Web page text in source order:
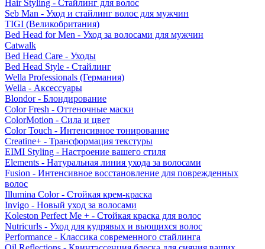
Hair Styling - Стайлинг для волос
Seb Man - Уход и стайлинг волос для мужчин
TIGI (Великобритания)
Bed Head for Men - Уход за волосами для мужчин
Catwalk
Bed Head Care - Уходы
Bed Head Style - Стайлинг
Wella Professionals (Германия)
Wella - Аксессуары
Blondor - Блондирование
Color Fresh - Оттеночные маски
ColorMotion - Сила и цвет
Color Touch - Интенсивное тонирование
Creatine+ - Трансформация текстуры
EIMI Styling - Настроение вашего стиля
Elements - Натуральная линия ухода за волосами
Fusion - Интенсивное восстановление для поврежденных
волос
Illumina Color - Стойкая крем-краска
Invigo - Новый уход за волосами
Koleston Perfect Me + - Стойкая краска для волос
Nutricurls - Уход для кудрявых и вьющихся волос
Performance - Классика современного стайлинга